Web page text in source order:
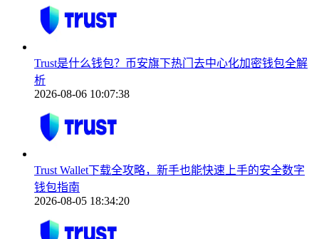
Trust是什么钱包？币安旗下热门去中心化加密钱包全解
析
2026-08-06 10:07:38
Trust Wallet下载全攻略，新手也能快速上手的安全数字
钱包指南
2026-08-05 18:34:20